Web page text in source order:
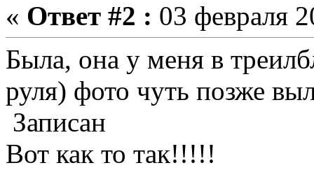
« Ответ #2 : 03 февраля
Была, она у меня в
руля) фото чуть позже
Записан
Вот как то так!!!!!